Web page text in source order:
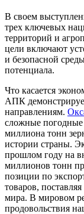
В своем
трех ключевых
территорий и
цели включают
и безопасной
потенциала.
Что касается
АПК
направлениям.
сложные погодные
миллиона тонн
истории страны.
прошлом году на
миллионов тонн
позиции по
товаров,
мира. В мировом
продовольствия